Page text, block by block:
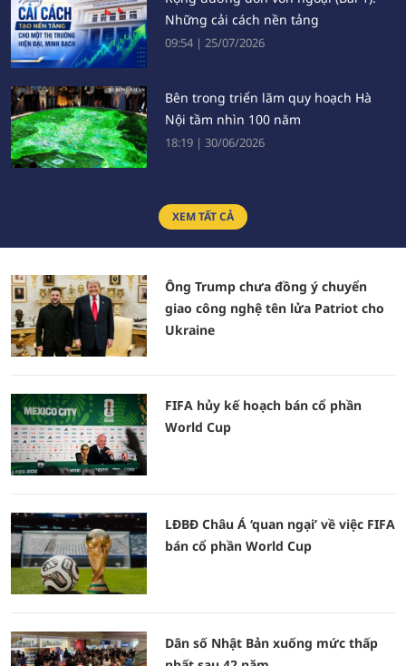
Những cải cách nền tảng
09:54 | 25/07/2026
Bên trong triển lãm quy hoạch Hà
Nội tầm nhìn 100 năm
18:19 | 30/06/2026
100 Đông Nam Á
Sự trung thực của báo chí là nền
tảng tạo dựng niềm tin xã hội
XEM TẤT CẢ
Ông Trump chưa đồng ý chuyển
giao công nghệ tên lửa Patriot cho
Ukraine
FIFA hủy kế hoạch bán cổ phần
World Cup
LĐBĐ Châu Á ‘quan ngại’ về việc FIFA
bán cổ phần World Cup
Dân số Nhật Bản xuống mức thấp